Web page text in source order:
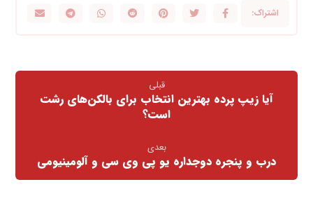
قبلی
آیا زیپ پرده بهترین انتخاب برای بالکن‌های رشت
است؟
بعدی
درب و پنجره دوجداره یو پی وی سی و آلومینیومی